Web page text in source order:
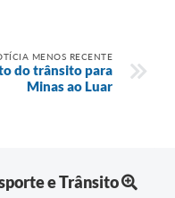
MENOS RECENTE
do trânsito para
Minas ao Luar
e Trânsito